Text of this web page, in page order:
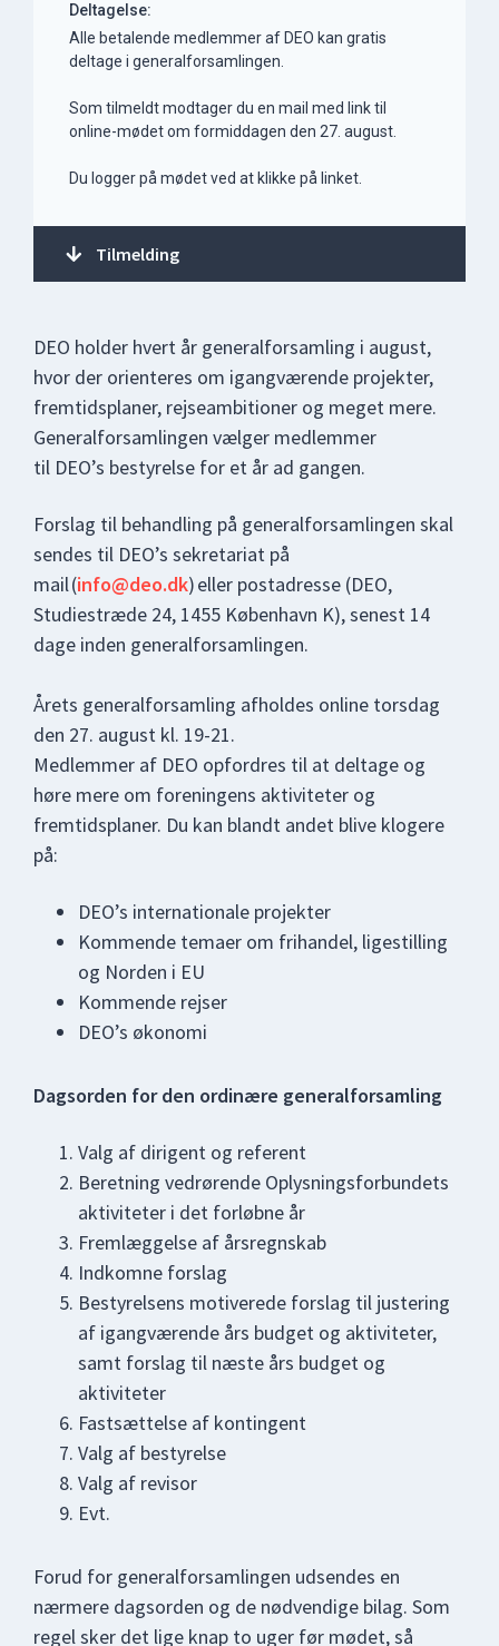
Deltagelse:
Alle betalende medlemmer af DEO kan gratis
deltage i generalforsamlingen.
Som tilmeldt modtager du en mail med link til
online-mødet om formiddagen den 27. august.
Du logger på mødet ved at klikke på linket.
Tilmelding
DEO holder hvert år generalforsamling i august,
hvor der orienteres om igangværende projekter,
fremtidsplaner, rejseambitioner og meget mere.
Generalforsamlingen vælger medlemmer
til DEO’s bestyrelse for et år ad gangen.
Forslag til behandling på generalforsamlingen skal
sendes til DEO’s sekretariat på
mail (info@deo.dk) eller postadresse (DEO,
Studiestræde 24, 1455 København K), senest 14
dage inden generalforsamlingen.
Årets generalforsamling afholdes online torsdag
den 27. august kl. 19-21.
Medlemmer af DEO opfordres til at deltage og
høre mere om foreningens aktiviteter og
fremtidsplaner. Du kan blandt andet blive klogere
på:
DEO’s internationale projekter
Kommende temaer om frihandel, ligestilling
og Norden i EU
Kommende rejser
DEO’s økonomi
Dagsorden for den ordinære generalforsamling
Valg af dirigent og referent
Beretning vedrørende Oplysningsforbundets
aktiviteter i det forløbne år
Fremlæggelse af årsregnskab
Indkomne forslag
Bestyrelsens motiverede forslag til justering
af igangværende års budget og aktiviteter,
samt forslag til næste års budget og
aktiviteter
Fastsættelse af kontingent
Valg af bestyrelse
Valg af revisor
Evt.
Forud for generalforsamlingen udsendes en
nærmere dagsorden og de nødvendige bilag. Som
regel sker det lige knap to uger før mødet, så